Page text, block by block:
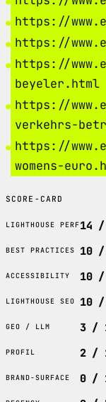
https://
https://
https://
beyeler.html
https://
verkehrs-
https://
womens-
SCORE-CARD
LIGHTHOUSE PERF14
BEST PRACTICES 10
ACCESSIBILITY 10
LIGHTHOUSE SEO 10
GEO / LLM 3 /
PROFIL 2 /
BRAND-SURFACE 0 /